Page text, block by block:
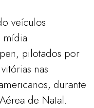
veículos
mídia
pilotados por
nas
durante
de Natal.